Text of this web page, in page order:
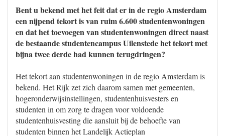
Bent u bekend met het feit dat er in de regio Amsterdam
een nijpend tekort is van ruim 6.600 studentenwoningen
en dat het toevoegen van studentenwoningen direct naast
de bestaande studentencampus Uilenstede het tekort met
bijna twee derde had kunnen terugdringen?
Het tekort aan studentenwoningen in de regio Amsterdam is
bekend. Het Rijk zet zich daarom samen met gemeenten,
hogeronderwijsinstellingen, studentenhuisvesters en
studenten in om zorg te dragen voor voldoende
studentenhuisvesting die aansluit bij de behoefte van
studenten binnen het Landelijk Actieplan